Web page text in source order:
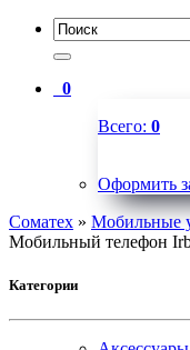
0
Всего: 0
Оформить
Соматех » Мобильные
Мобильный телефон
Категории